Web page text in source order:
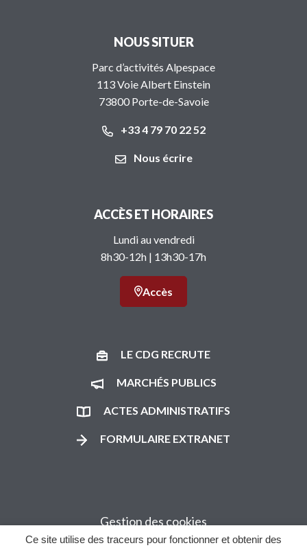
Ce site utilise des traceurs pour fonctionner et obtenir des
NOUS SITUER
Parc d’activités Alpespace
113 Voie Albert Einstein
73800 Porte-de-Savoie
+33 4 79 70 22 52
Nous écrire
ACCÈS ET HORAIRES
Lundi au vendredi
8h30-12h | 13h30-17h
Accès
LE CDG RECRUTE
MARCHÉS PUBLICS
ACTES ADMINISTRATIFS
FORMULAIRE EXTRANET
Gestion des cookies
Plan du site